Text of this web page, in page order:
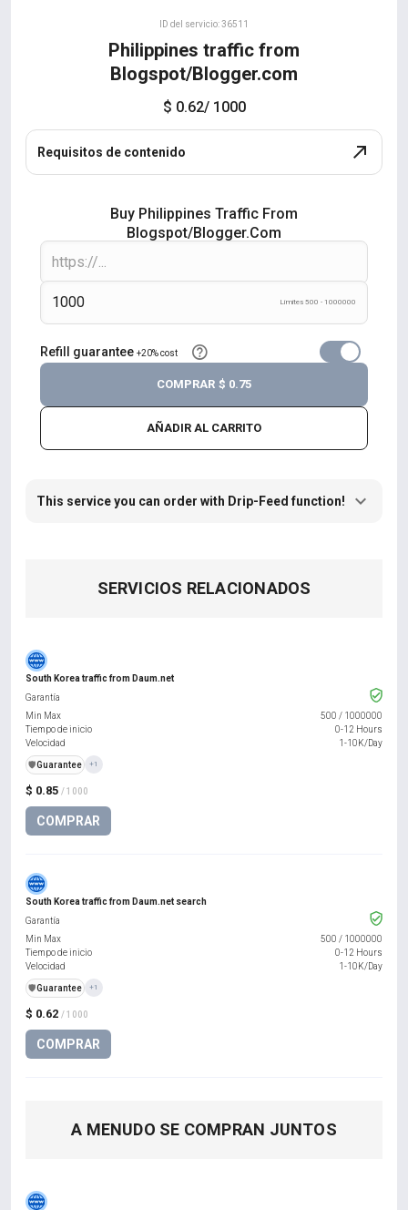
ID del servicio: 36511
Philippines traffic from
Blogspot/Blogger.com
$ 0.62/ 1000
Requisitos de contenido
Buy Philippines Traffic From
Blogspot/Blogger.com
Límites 500 - 1000000
Refill guarantee +20% cost
AÑADIR AL CARRITO
COMPRAR $ 0.75
This service you can order with Drip-Feed function!
SERVICIOS RELACIONADOS
South Korea traffic from Daum.net
$ 0.85 / 1000
COMPRAR
Garantía
Min Max
500 / 1000000
Tiempo de inicio
0-12 Hours
Velocidad
1-10K/Day
️🛡️Guarantee +1
South Korea traffic from Daum.net search
$ 0.62 / 1000
COMPRAR
Garantía
Min Max
500 / 1000000
Tiempo de inicio
0-12 Hours
Velocidad
1-10K/Day
️🛡️Guarantee +1
A MENUDO SE COMPRAN JUNTOS